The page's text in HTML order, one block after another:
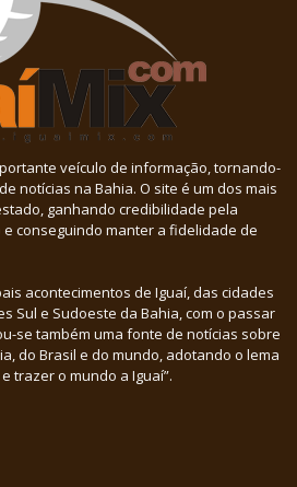
veículo de informação, tornando-
notícias na Bahia. O site é um dos mais
ganhando credibilidade pela
conseguindo manter a fidelidade de
acontecimentos de Iguaí, das cidades
Sul e Sudoeste da Bahia, com o passar
se também uma fonte de notícias sobre
do Brasil e do mundo, adotando o lema
trazer o mundo a Iguaí”.